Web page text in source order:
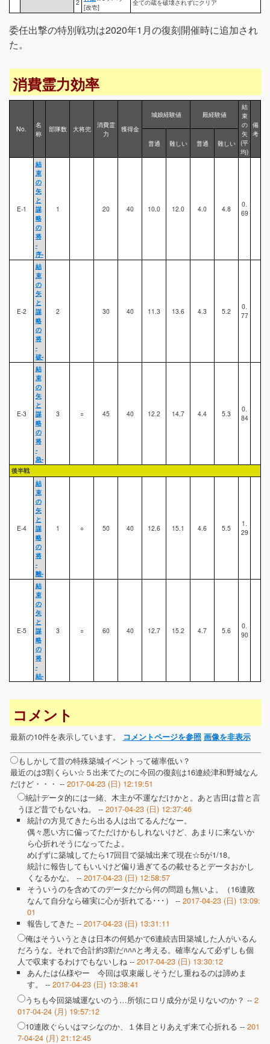
2
[改壱]
全ての蔵を破壊されずにクリア
委任出撃の特別戦功は2020年1月の復刻開催時に追加され
た。
消費霊力効率
No.
名
称
部隊数 大将兜
消費霊
力
獲得金
城娘経験値 殿経験値
結
束
の
矢
(平
均)
備
考
普通
難しい 普通 難しい
E-1
結
束
の
矢
と
謀
略
の
将
-
序-
1 20 40 10.0 12.0 4.0 4.8
0.
69
E-2
結
束
の
矢
と
謀
略
の
将
-
破-
2 30 40 11.3 13.6 4.3 5.2
0.
77
E-3
結
束
の
矢
と
謀
略
の
将
-
急-
3 ○ 45 40 12.2 14.7 4.4 5.3
0.
84
後半戦
E-4
結
束
の
矢
と
謀
略
の
将
-
離-
1 ○ 50 40 12.6 15.1 4.6 5.5
1.
29
E-5
結
束
の
矢
と
謀
略
の
将
-
結-
3 ○ 60 40 12.7 15.2 4.7 5.6
0.
90
コメント
最新の10件を表示しています。 コメントページを参照 画像を非表示
もしかして昔の特殊築城イベントって確率低い？
最近のは3割くらい☆５出来てたのに今回の復刻は16連続津和野城なん
だけど・・・ -- 2017-04-23 (日) 12:19:51
統計データ的には一緒、木主が不運なだけかと。あと吉田は昔と言
うほど昔でもないね。 -- 2017-04-23 (日) 12:37:46
統計の方見てきたら出る人は出てるんだなー。
偶々悪い方に偏ってただけかもしれないけど、あまりに来ないか
ら心折れそうになってたよ。
めげずに築城してたら17回目で築城出来て現在☆5が1/18。
統計に報告してもいいけど偏り過ぎてるの載せるとデータおかし
くなるかな。 -- 2017-04-23 (日) 12:58:57
そういうのを含めてのデータだから何の問題も無いよ。（16連敗
なんて自分なら確実に心が折れてる･･･） -- 2017-04-23 (日) 13:09:
01
報告してきた -- 2017-04-23 (日) 13:31:11
俺はそういうときは日本の何処かで6連続吉田築城した人がいるん
だろうな。それで合計約3割だﾊﾊﾊと考える。確率なんて必ずしも個
人で収束するわけでもないしね -- 2017-04-23 (日) 13:30:12
あんたは仏様やー 今回は収束厳しそうだし重ねるのは諦めま
す。 -- 2017-04-23 (日) 13:38:41
うちも今回築城運ないのう…所領にロリ成分が足りないのか？ -- 2
017-04-24 (月) 19:57:12
10連敗ぐらいはマシなのか、１体目とりあえず来て心折れる -- 201
7-04-24 (月) 21:12:45